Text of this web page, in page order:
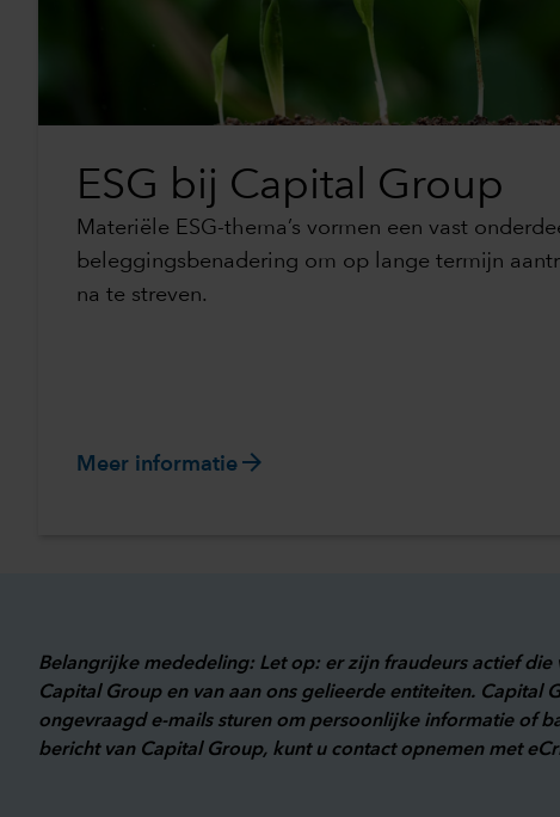
ESG bij Capital Group
Materiële ESG-thema’s vormen een vast
beleggingsbenadering om op lange termijn
na te streven.
Meer informatie arrow_forward
Belangrijke mededeling: Let op: er zijn fraudeurs actief
Capital Group en van aan ons gelieerde entiteiten.
ongevraagd e-mails sturen om persoonlijke informatie of
bericht van Capital Group, kunt u contact opnemen met